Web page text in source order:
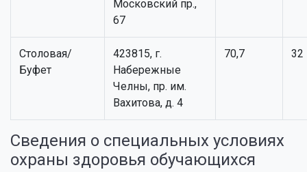
Московский пр.,
67
Столовая/
Буфет
423815, г.
Набережные
Челны, пр. им.
Вахитова, д. 4
70,7 32
Сведения о специальных условиях
охраны здоровья обучающихся